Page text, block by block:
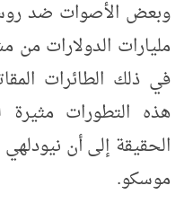
وبعض الأصوات ضد
مليارات الدولارات من
في ذلك الطائرات
هذه التطورات
الحقيقة إلى أن
موسكو.